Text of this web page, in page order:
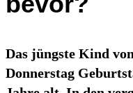
Das jüngste Kind
Donnerstag